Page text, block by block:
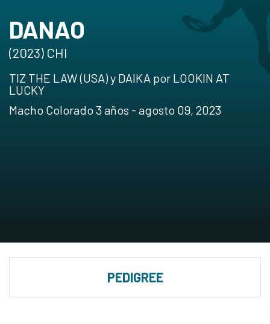
DANAO
(2023) CHI
TIZ THE LAW (USA) y DAIKA por LOOKIN AT
LUCKY
Macho Colorado 3 años - agosto 09, 2023
PEDIGREE